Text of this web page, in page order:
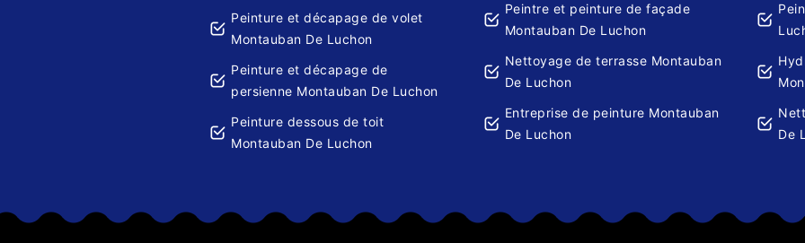
Peinture et décapage de volet
Montauban De Luchon
Peinture et décapage de
persienne Montauban De Luchon
Peinture dessous de toit
Montauban De Luchon
Peintre et peinture de façade
Montauban De Luchon
Nettoyage de terrasse Montauban
De Luchon
Entreprise de peinture Montauban
De Luchon
De